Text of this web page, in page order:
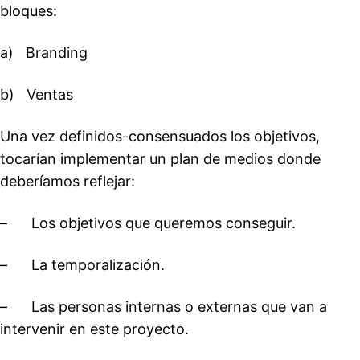
bloques:
a) Branding
b) Ventas
Una vez definidos-consensuados los objetivos,
tocarían implementar un plan de medios donde
deberíamos reflejar:
– Los objetivos que queremos conseguir.
– La temporalización.
– Las personas internas o externas que van a
intervenir en este proyecto.